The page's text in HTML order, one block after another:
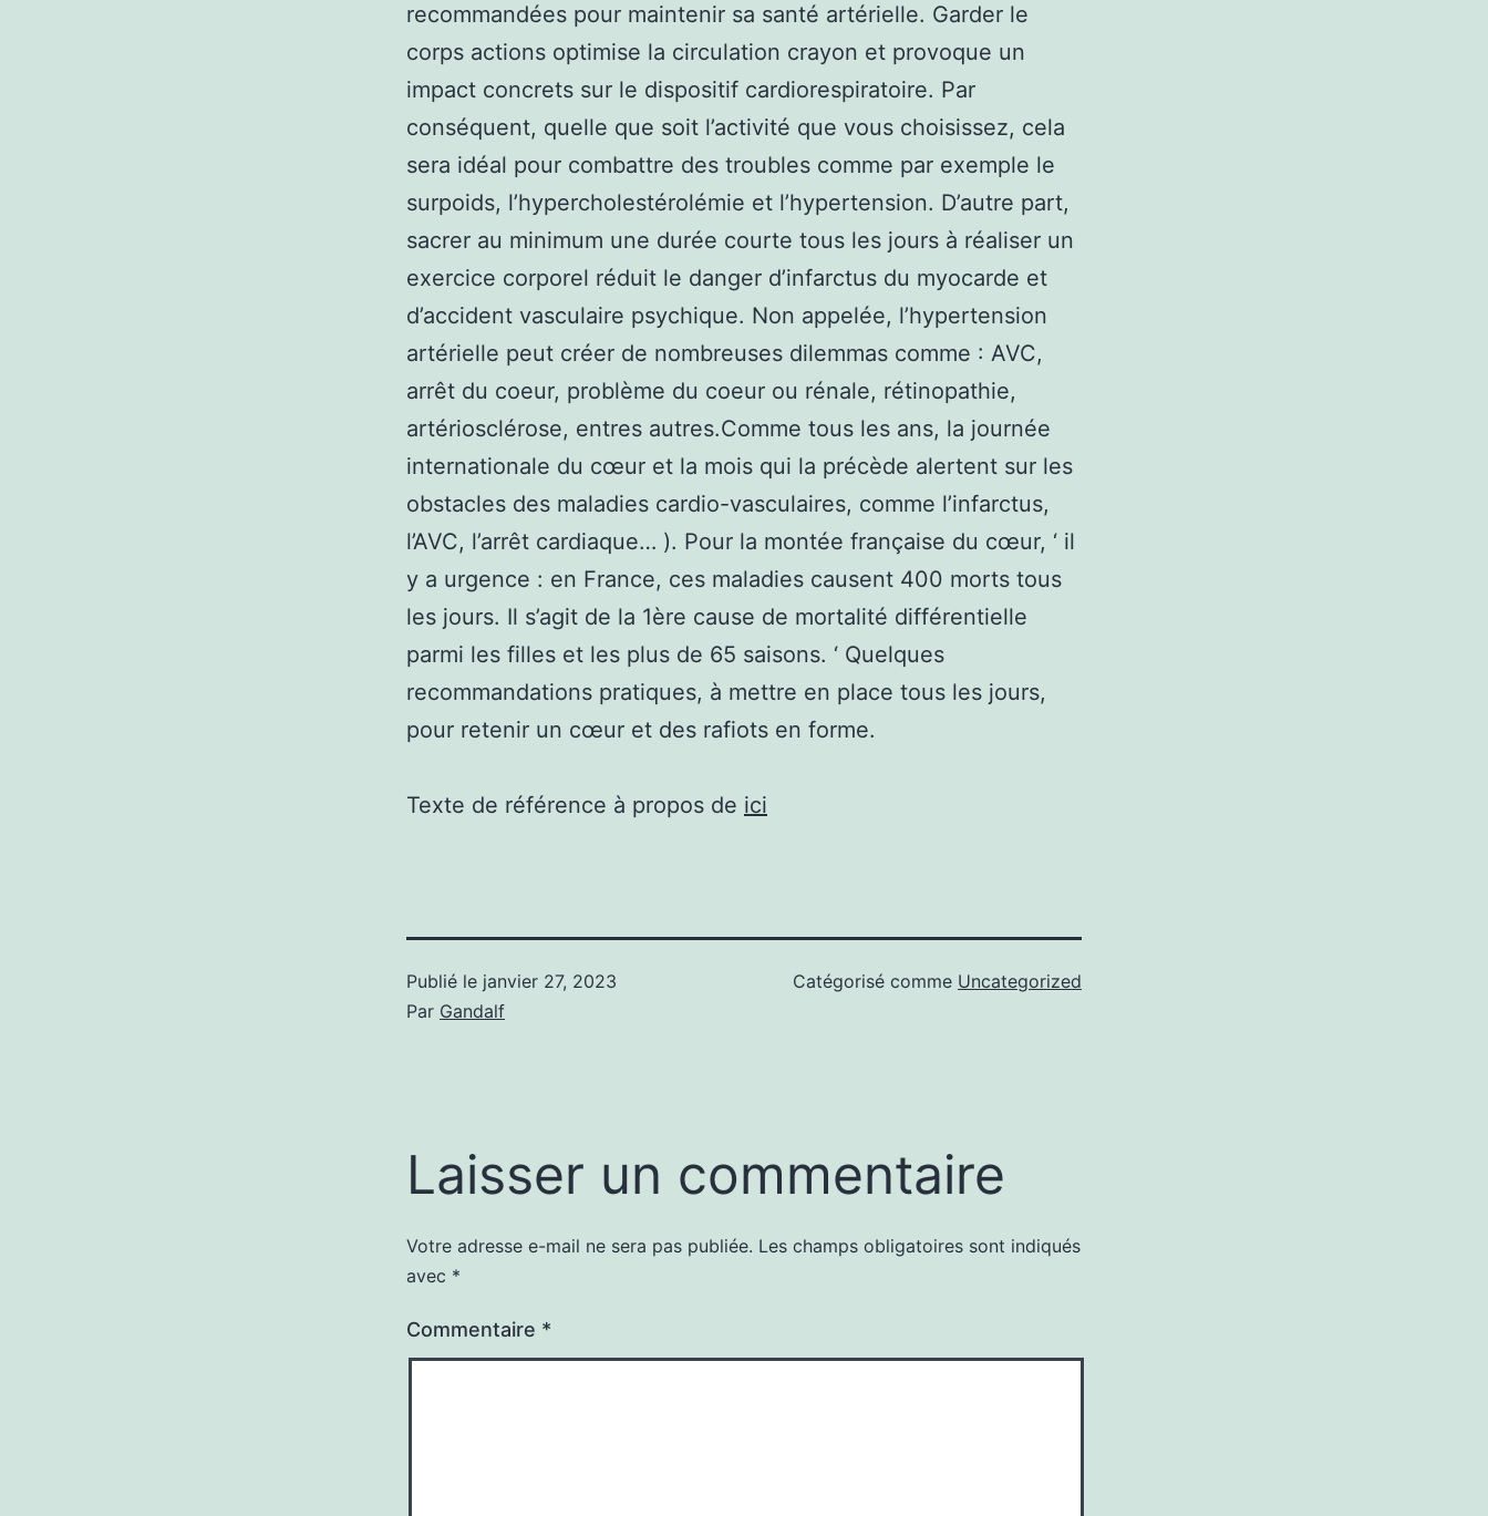
recommandées pour maintenir sa santé artérielle. Garder le
corps actions optimise la circulation crayon et provoque un
impact concrets sur le dispositif cardiorespiratoire. Par
conséquent, quelle que soit l’activité que vous choisissez, cela
sera idéal pour combattre des troubles comme par exemple le
surpoids, l’hypercholestérolémie et l’hypertension. D’autre part,
sacrer au minimum une durée courte tous les jours à réaliser un
exercice corporel réduit le danger d’infarctus du myocarde et
d’accident vasculaire psychique. Non appelée, l’hypertension
artérielle peut créer de nombreuses dilemmas comme : AVC,
arrêt du coeur, problème du coeur ou rénale, rétinopathie,
artériosclérose, entres autres.Comme tous les ans, la journée
internationale du cœur et la mois qui la précède alertent sur les
obstacles des maladies cardio-vasculaires, comme l’infarctus,
l’AVC, l’arrêt cardiaque… ). Pour la montée française du cœur, ‘ il
y a urgence : en France, ces maladies causent 400 morts tous
les jours. Il s’agit de la 1ère cause de mortalité différentielle
parmi les filles et les plus de 65 saisons. ‘ Quelques
recommandations pratiques, à mettre en place tous les jours,
pour retenir un cœur et des rafiots en forme.
Texte de référence à propos de ici
Publié le janvier 27, 2023
Par Gandalf
Catégorisé comme Uncategorized
Laisser un commentaire
Votre adresse e-mail ne sera pas publiée. Les champs obligatoires sont indiqués
avec *
Commentaire *